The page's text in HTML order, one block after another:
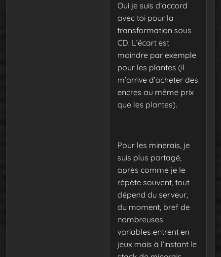
Oui je suis d’accord
avec toi pour la
transformation sous
CD. L’écart est
moindre par exemple
pour les plantes (il
m’arrive d’acheter des
encres au même prix
que les plantes).
Pour les minerais, je
suis plus partagé,
après comme je le
répète souvent, tout
dépend du serveur,
du moment, bref de
nombreuses
variables entrent en
jeux mais à l’instant le